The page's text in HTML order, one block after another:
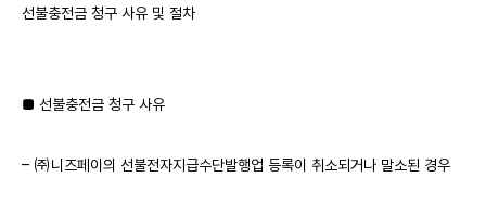
선불충전금 청구 사유 및 절차
■ 선불충전금 청구 사유
– ㈜니즈페이의 선불전자지급수단발행업 등록이 취소되거나 말소된 경우